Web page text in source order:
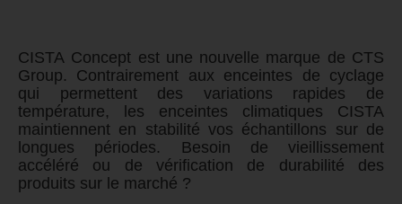
CISTA Concept est une nouvelle marque de CTS
Group. Contrairement aux enceintes de cyclage
qui permettent des variations rapides de
température, les enceintes climatiques CISTA
maintiennent en stabilité vos échantillons sur de
longues périodes. Besoin de vieillissement
accéléré ou de vérification de durabilité des
produits sur le marché ?